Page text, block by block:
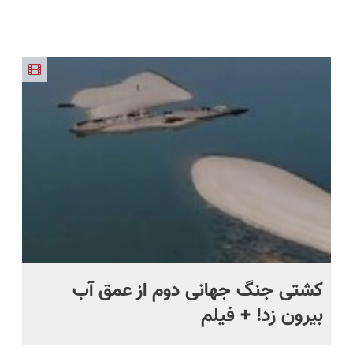
کشتی‌ جنگ جهانی دوم از عمق آب
بیرون زد! + فیلم